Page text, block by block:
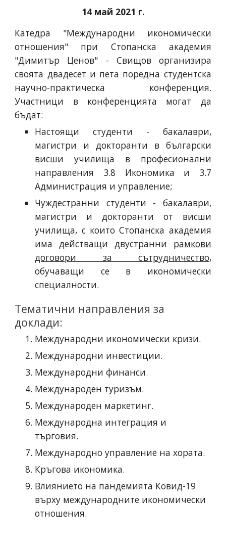
14 май 2021 г.
Катедра "Международни икономически
отношения" при Стопанска академия
"Димитър Ценов" - Свищов организира
своята двадесет и пета поредна студентска
научно-практическа конференция.
Участници в конференцията могат да
бъдат:
Настоящи студенти - бакалаври,
магистри и докторанти в български
висши училища в професионални
направления 3.8 Икономика и 3.7
Администрация и управление;
Чуждестранни студенти - бакалаври,
магистри и докторанти от висши
училища, с които Стопанска академия
има действащи двустранни рамкови
договори за сътрудничество,
обучаващи се в икономически
специалности.
Тематични направления за
доклади:
Международни икономически кризи.
Международни инвестиции.
Международни финанси.
Международен туризъм.
Международен маркетинг.
Международна интеграция и
търговия.
Международно управление на хората.
Кръгова икономика.
Влиянието на пандемията Ковид-19
върху международните икономически
отношения.